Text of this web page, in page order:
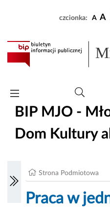
czcionka: A A
BIP MJO -
Dom Kultury
Strona Podmiotowa
Praca w